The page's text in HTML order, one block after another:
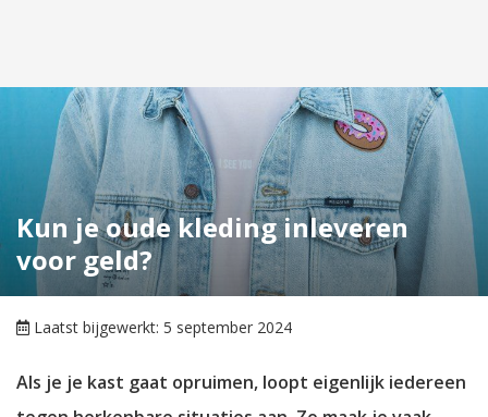
Kun je oude kleding inleveren
voor geld?
Laatst bijgewerkt: 5 september 2024
Als je je kast gaat opruimen, loopt eigenlijk iedereen